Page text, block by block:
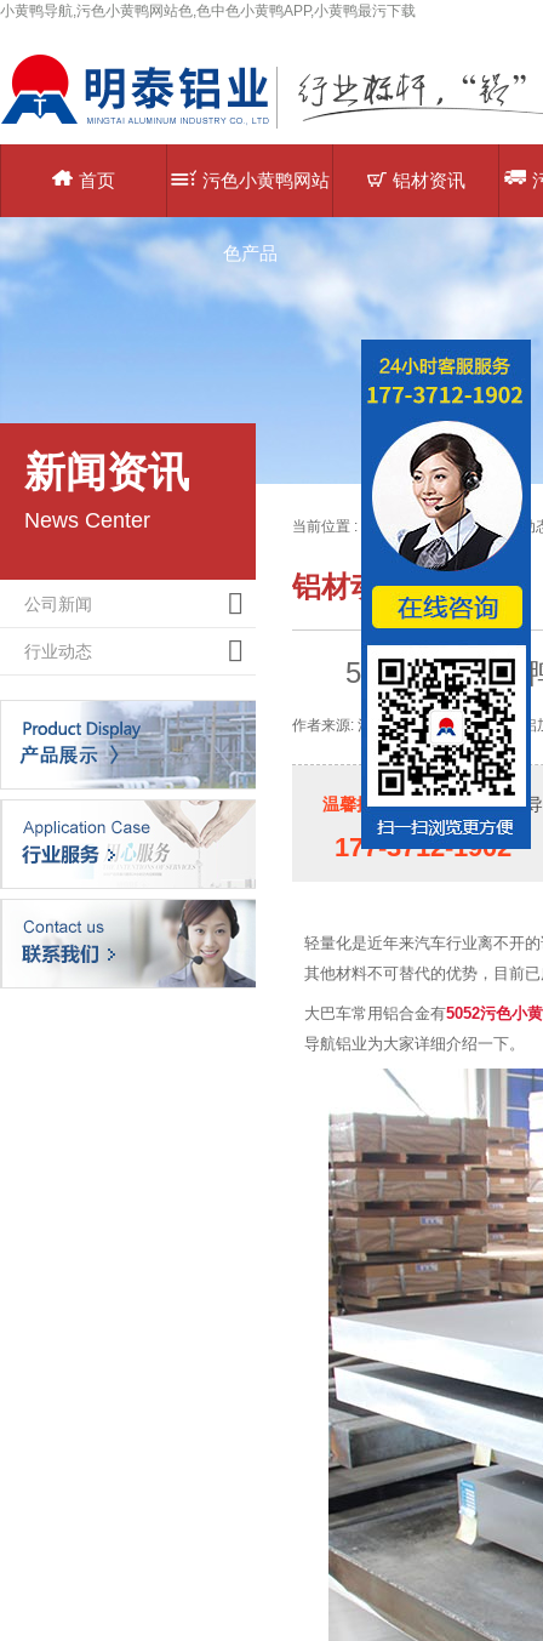
小黄鸭导航,污色小黄鸭网站色,色中色小黄鸭APP,小黄鸭最污下载
首页 污色小黄鸭网站
色产品
铝材资讯
新闻资讯
News Center
公司新闻
行业动态
当前位置 : 主页 >铝材资讯>> 铝材动
铝材动态
5052污色小黄
作者来源: 河南小黄鸭导航铝业-大型铝
温馨提示：如果您对小黄鸭导
177-3712-1902
轻量化是近年来汽车行业离不开的话题
其他材料不可替代的优势，目前已
大巴车常用铝合金有5052污色小
导航铝业为大家详细介绍一下。